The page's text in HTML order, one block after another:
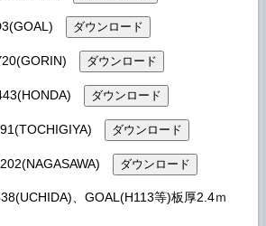
、GOAL(H113等)板厚2.4ｍ